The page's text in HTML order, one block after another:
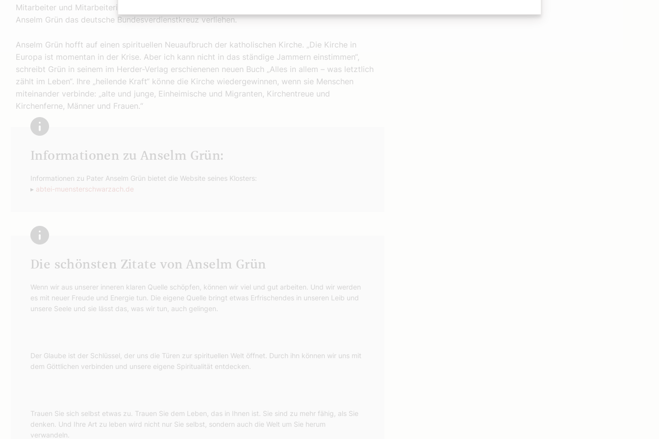
Mitarbeiter und Mitarbeiterinnen in über 20 Betrieben in seiner Abtei verantwortlich. 2007 wurde
Anselm Grün das deutsche Bundesverdienstkreuz verliehen.
Anselm Grün hofft auf einen spirituellen Neuaufbruch der katholischen Kirche. „Die Kirche in
Europa ist momentan in der Krise. Aber ich kann nicht in das ständige Jammern einstimmen“,
schreibt Grün in seinem im Herder-Verlag erschienenen neuen Buch „Alles in allem – was letztlich
zählt im Leben“. Ihre „heilende Kraft“ könne die Kirche wiedergewinnen, wenn sie Menschen
miteinander verbinde: „alte und junge, Einheimische und Migranten, Kirchentreue und
Kirchenferne, Männer und Frauen.“
Informationen zu Anselm Grün:
Informationen zu Pater Anselm Grün bietet die Website seines Klosters:
▸ abtei-muensterschwarzach.de
Die schönsten Zitate von Anselm Grün
Wenn wir aus unserer inneren klaren Quelle schöpfen, können wir viel und gut arbeiten. Und wir werden
es mit neuer Freude und Energie tun. Die eigene Quelle bringt etwas Erfrischendes in unseren Leib und
unsere Seele und sie lässt das, was wir tun, auch gelingen.
Der Glaube ist der Schlüssel, der uns die Türen zur spirituellen Welt öffnet. Durch ihn können wir uns mit
dem Göttlichen verbinden und unsere eigene Spiritualität entdecken.
Trauen Sie sich selbst etwas zu. Trauen Sie dem Leben, das in Ihnen ist. Sie sind zu mehr fähig, als Sie
denken. Und Ihre Art zu leben wird nicht nur Sie selbst, sondern auch die Welt um Sie herum
verwandeln.